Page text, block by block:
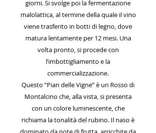
giorni. Si svolge poi la fermentazione
malolattica, al termine della quale il vino
viene trasferito in botti di legno, dove
matura lentamente per 12 mesi. Una
volta pronto, si procede con
l’imbottigliamento e la
commercializzazione.
Questo “Pian delle Vigne” è un Rosso di
Montalcino che, alla vista, si presenta
con un colore luminescente, che
richiama la tonalità del rubino. Il naso è